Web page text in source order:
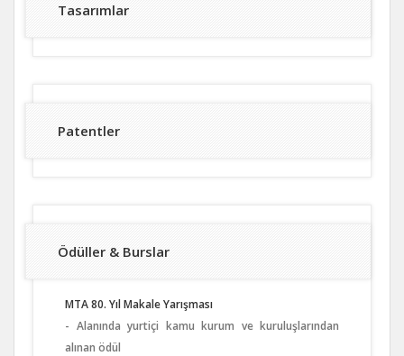
Tasarımlar
Patentler
Ödüller & Burslar
MTA 80. Yıl Makale Yarışması
- Alanında yurtiçi kamu kurum ve kuruluşlarından
alınan ödül